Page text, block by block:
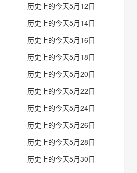
历史上的今天5月12日
历史上的今天5月14日
历史上的今天5月16日
历史上的今天5月18日
历史上的今天5月20日
历史上的今天5月22日
历史上的今天5月24日
历史上的今天5月26日
历史上的今天5月28日
历史上的今天5月30日